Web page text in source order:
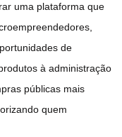
uma plataforma que
de
à administração
públicas mais
quem